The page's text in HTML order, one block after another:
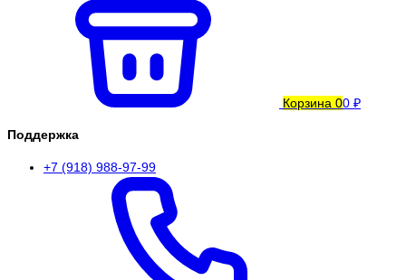
Корзина 00 ₽
Поддержка
+7 (918) 988-97-99